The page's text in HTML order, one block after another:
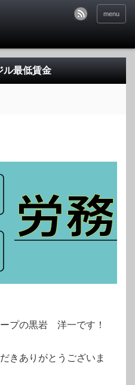
menu
ル最低賃金
プの黒岩 洋一です！
きありがとうございま